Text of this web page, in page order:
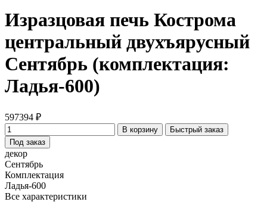
Изразцовая печь Кострома
центральный двухъярусный
Сентябрь (комплектация:
Ладья-600)
597394 ₽
В корзину
Быстрый заказ
Под заказ
декор
Сентябрь
Комплектация
Ладья-600
Все характеристики